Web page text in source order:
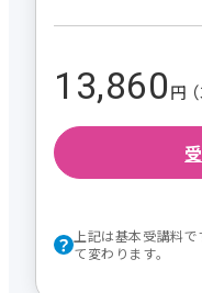
13,860円
上記は基本受講料
て変わります。